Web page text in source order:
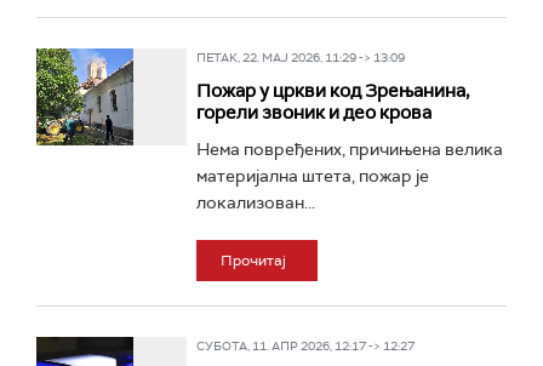
ПЕТАК, 22. МАЈ 2026, 11:29 -> 13:09
Пожар у цркви код Зрењанина,
горели звоник и део крова
Нема повређених, причињена велика
материјална штета, пожар је
локализован...
Прочитај
СУБОТА, 11. АПР 2026, 12:17 -> 12:27